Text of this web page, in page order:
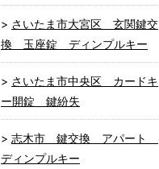
さいたま市大宮区 玄関鍵交
換 玉座錠 ディンプルキー
さいたま市中央区 カードキ
ー開錠 鍵紛失
志木市 鍵交換 アパート
ディンプルキー